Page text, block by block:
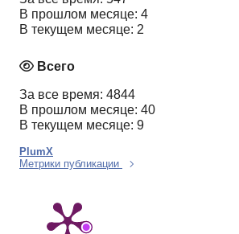
В прошлом месяце: 4
В текущем месяце: 2
Всего
За все время: 4844
В прошлом месяце: 40
В текущем месяце: 9
PlumX
Метрики публикации